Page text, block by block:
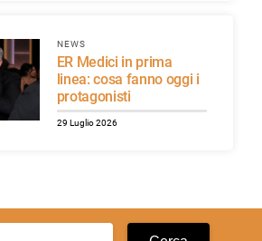
NEWS
ER Medici in prima
linea: cosa fanno oggi i
protagonisti
29 Luglio 2026